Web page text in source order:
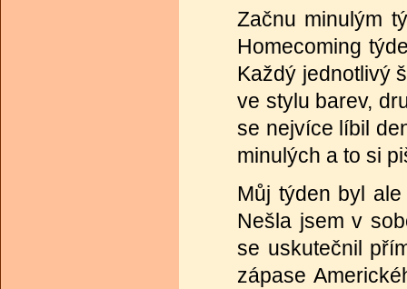
Začnu minulým
Homecoming
Každý jednotlivý
ve stylu barev,
se nejvíce líbil
minulých a to si
Můj týden byl
Nešla jsem v
se uskutečnil
zápase